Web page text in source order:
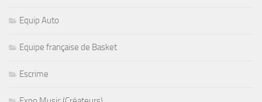
Equip Auto
Equipe française de Basket
Escrime